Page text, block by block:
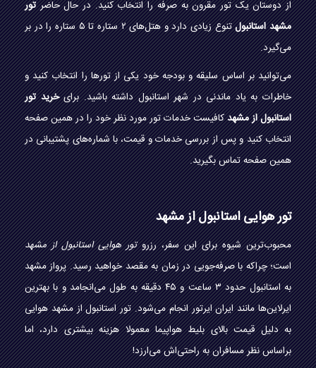
از دوستان یک تور مقرون به صرفه را انتخاب کنید. در حال حاضرتور
مشهد استانبول
تنوع زیادی دارد و هتل‌های ۲ ستاره تا ۵ ستاره را در بر
می‌گیرد.
می‌توانید بر اساس سلیقه و بودجه خود یکی از تور‌ها را انتخاب کنید و
خاطرات به یاد ماندنی در شهر استانبول داشته باشید. برایخرید تور
استانبول از مشهدکافیست خدمات تور مورد نظر خود را در همین صفحه
انتخاب کنید و پس از بررسی خدمات و قیمت، با شماره‌های پشتیبانی در
همین صفحه تماس بگیرید.
تور هوایی استانبول از مشهد
محبوب‌ترین شیوه برای این سفر، رزروتور هوایی استانبول از مشهد
است؛ چراکه با صرفه‌جویی در زمان به مقصد خواهید رسید. پرواز مشهد
به استانبول حدود ۳ ساعت و ۴۵ دقیقه به طول می‌انجامد و با بهترین
ایرلاین‌ها مانند ایران ایرتور انجام می‌شود. تور استانبول از مشهد هوایی
به دلیل قیمت بالای بلیط هواپیما معمولا هزینه بیشتری دارد، اما
براساس نظر مسافران به راحتی‌اش می‌ارزد!